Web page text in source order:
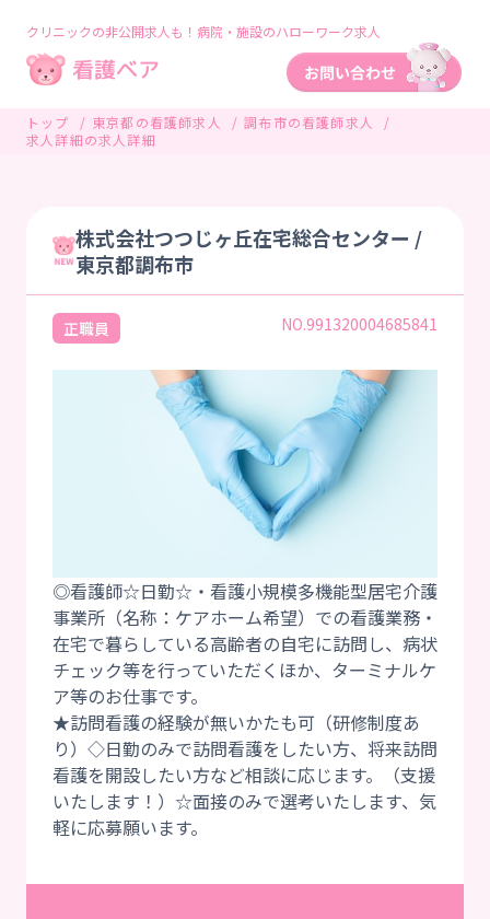
クリニックの非公開求人も！病院・施設のハローワーク求人
トップ 東京都の看護師求人
調布市の看護師求人
求人詳細の求人詳細
株式会社つつじヶ丘在宅総合センター /
東京都調布市
正職員 NO.991320004685841
◎看護師☆日勤☆・看護小規模多機能型居宅介護
事業所（名称：ケアホーム希望）での看護業務・
在宅で暮らしている高齢者の自宅に訪問し、病状
チェック等を行っていただくほか、ターミナルケ
ア等のお仕事です。
★訪問看護の経験が無いかたも可（研修制度あ
り）◇日勤のみで訪問看護をしたい方、将来訪問
看護を開設したい方など相談に応じます。（支援
いたします！）☆面接のみで選考いたします、気